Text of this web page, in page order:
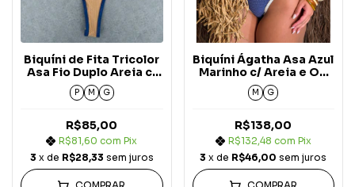
Biquíni de Fita Tricolor
Asa Fio Duplo Areia c/
Off White e Azul
Marinho Carmel Blue
P M G
R$85,00
R$81,60com Pix
3 x de R$28,33 sem juros
Biquíni Ágatha Asa Azul
Marinho c/ Areia e Off
White Carmel Blue
Jeans
M G
R$138,00
R$132,48 com Pix
3 x de R$46,00 sem juros